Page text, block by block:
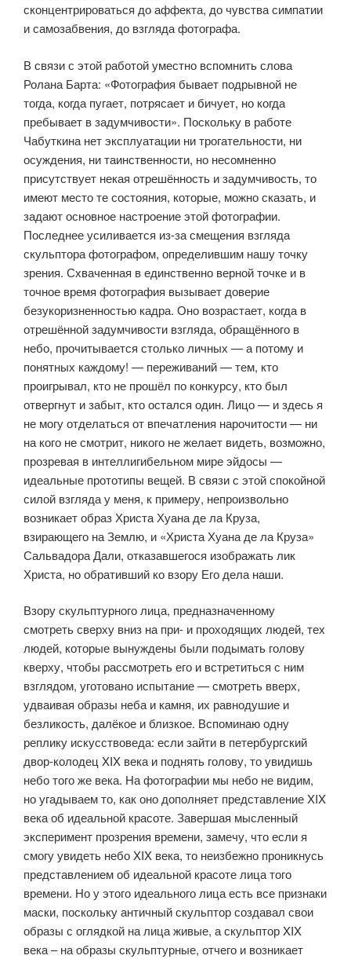
сконцентрироваться до аффекта, до чувства симпа­тии
и самозабвения, до взгляда фотографа.
В связи с этой работой уместно вспомнить слова
Ролана Барта: «Фото­графия бывает подрывной не
тогда, когда пугает, потрясает и бичует, но когда
пребывает в задумчивости». Поскольку в работе
Чабуткина нет эксплуатации ни трогательности, ни
осуждения, ни таинственно­сти, но несомненно
присутствует некая отрешённость и задумчивость, то
имеют место те состояния, которые, можно сказать, и
задают основ­ное настроение этой фотографии.
Последнее усиливается из-за смеще­ния взгляда
скульптора фотографом, определившим нашу точку
зрения. Схваченная в единственно верной точке и в
точное время фотография вызывает доверие
безукоризненностью кадра. Оно возрастает, когда в
отрешённой задумчивости взгляда, обращённого в
небо, прочитывается столько личных — а потому и
понятных каждому! — переживаний — тем, кто
проигрывал, кто не прошёл по конкурсу, кто был
отвергнут и забыт, кто остался один. Лицо — и здесь я
не могу отделаться от впечатления нарочи­тости — ни
на кого не смотрит, никого не желает видеть, возможно,
про­зревая в интеллигибельном мире эйдосы —
идеальные прототипы вещей. В связи с этой спокойной
силой взгляда у меня, к примеру, непроиз­вольно
возникает образ Христа Хуана де ла Круза,
взирающего на Землю, и «Христа Хуана де ла Круза»
Сальвадора Дали, отказавшегося изображать лик
Христа, но обративший ко взору Его дела наши.
Взору скульптурного лица, предназначенному
смотреть сверху вниз на при- и проходящих людей, тех
людей, которые вынуждены были под­ымать голову
кверху, чтобы рассмотреть его и встретиться с ним
взглядом, уготовано испытание — смотреть вверх,
удваивая образы неба и камня, их равнодушие и
безликость, далёкое и близкое. Вспоминаю одну
реплику искусствоведа: если зайти в петербургский
двор-колодец XIX века и под­нять голову, то увидишь
небо того же века. На фотографии мы небо не видим,
но угадываем то, как оно дополняет представление XIX
века об идеальной красоте. Завершая мысленный
эксперимент прозрения вре­мени, замечу, что если я
смогу увидеть небо XIX века, то неизбежно проник­нусь
представлением об идеальной красоте лица того
времени. Но у этого идеального лица есть все признаки
маски, поскольку античный скульптор создавал свои
образы с оглядкой на лица живые, а скульптор XIX
века – на образы скульптурные, отчего и возникает